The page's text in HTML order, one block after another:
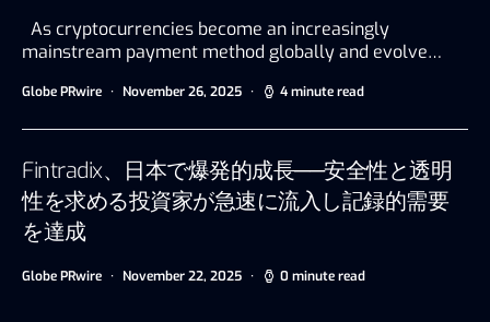
As cryptocurrencies become an increasingly
mainstream payment method globally and evolve…
Globe PRwire November 26, 2025 4 minute read
Fintradix、日本で爆発的成長──安全性と透明
性を求める投資家が急速に流入し記録的需要
を達成
Globe PRwire November 22, 2025 0 minute read